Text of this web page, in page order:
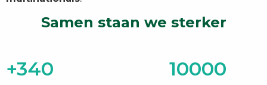
Samen staan we sterker
+340 10000